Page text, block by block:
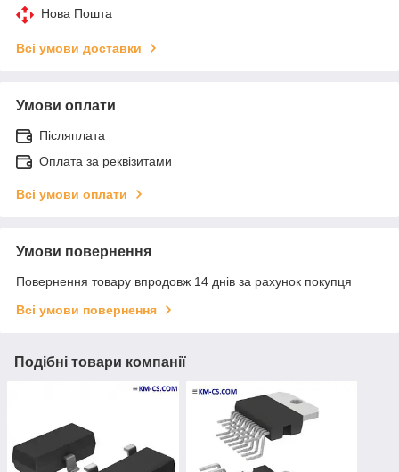
Нова Пошта
Всі умови доставки
Умови оплати
Післяплата
Оплата за реквізитами
Всі умови оплати
Умови повернення
Повернення товару впродовж 14 днів за рахунок покупця
Всі умови повернення
Подібні товари компанії